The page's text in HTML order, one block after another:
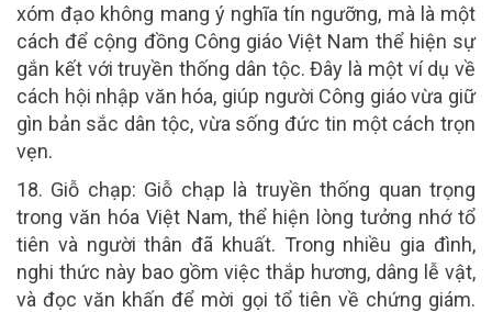
xóm đạo không mang ý nghĩa tín ngưỡng, mà là một
cách để cộng đồng Công giáo Việt Nam thể hiện sự
gắn kết với truyền thống dân tộc. Đây là một ví dụ về
cách hội nhập văn hóa, giúp người Công giáo vừa giữ
gìn bản sắc dân tộc, vừa sống đức tin một cách trọn
vẹn.
18. Giỗ chạp: Giỗ chạp là truyền thống quan trọng
trong văn hóa Việt Nam, thể hiện lòng tưởng nhớ tổ
tiên và người thân đã khuất. Trong nhiều gia đình,
nghi thức này bao gồm việc thắp hương, dâng lễ vật,
và đọc văn khấn để mời gọi tổ tiên về chứng giám.